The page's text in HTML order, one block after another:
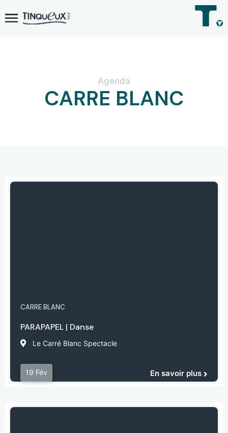
Agenda
CARRE BLANC
CARRE BLANC
PARAPAPEL | Danse
Le Carré Blanc Spectacle
19 Fév En savoir plus